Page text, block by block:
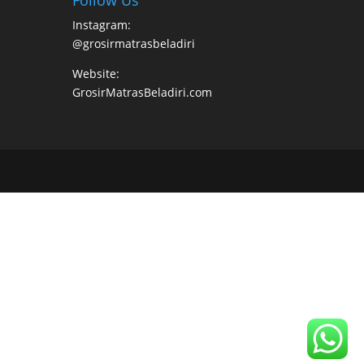
Instagram:
@grosirmatrasbeladiri
Website:
GrosirMatrasBeladiri.com